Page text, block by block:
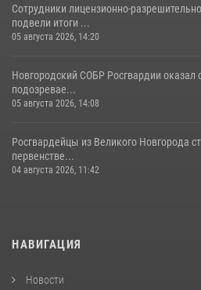
Сотрудники лицензионно-
подвели итоги ...
05 августа 2026, 14:20
Новгородский СОБР Росгвардии оказал
подозревае...
05 августа 2026, 14:08
Росгвардейцы из Великого Новгорода
первенстве...
04 августа 2026, 11:42
НАВИГАЦИЯ
Новости